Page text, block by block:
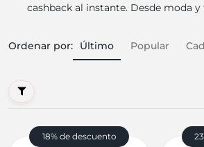
cashback al instante. Desde moda
artículos para el hogar, cada
producto que te interesa, completar
Ordenar por: Último Popular
18% de descuento